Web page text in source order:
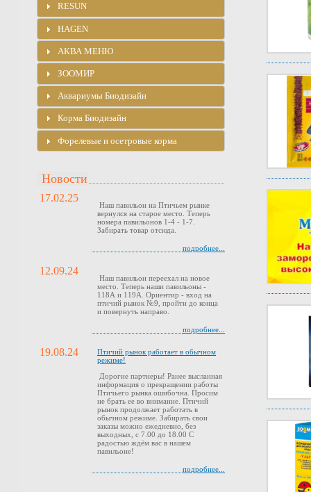
RESUN
HAGEN
АКВА МЕНЮ
ЗООМИР
Аквариумы Биодизайн
Корма Биодизайн
Форелевые и осетровые корма
Новости
17.02.25
Наш павильон на Птичьем рынке
вернулся на старое место. Теперь
номера павильонов 1-4 - 1-7.
Забирать товар отсюда.
подробнее...
12.09.24
Наш павильон переехал на новое
место. Теперь наши павильоны -
118А и 119А. Ориентир - вход на
птичий рынок №9, пройти до конца
и повернуть направо.
подробнее...
19.08.24
Птичий рынок работает в обычном
режиме!
Дорогие партнеры! Ранее высланная
информация о прекращении работы
Птичьего рынка ошибочна. Просим
не брать ее во внимание. Птичий
рынок продолжает работать в
обычном режиме. Забирать свои
заказы можно ежедневно, без
выходных, с 7.00 до 18.00 С
радостью ждём вас в нашем
павильоне!
подробнее...